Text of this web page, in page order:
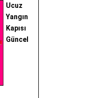
Ucuz
Yangın
Kapısı
Güncel